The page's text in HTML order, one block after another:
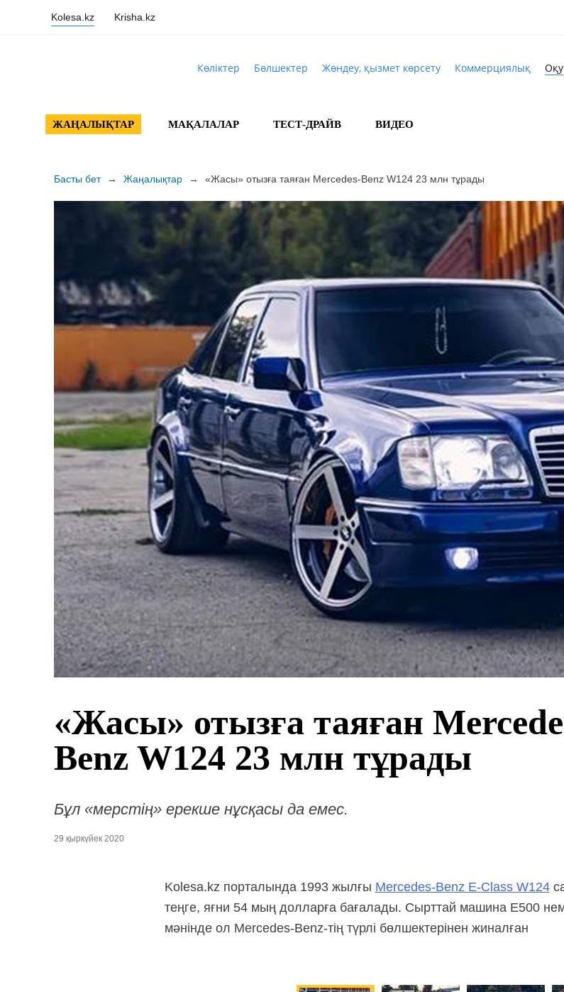
Kolesa.kz Krisha.kz
Көліктер Бөлшектер Жөндеу, қызмет көрсету Коммерциялық Оқу
ЖАҢАЛЫҚТАР МАҚАЛАЛАР ТЕСТ-ДРАЙВ ВИДЕО
Басты бет → Жаңалықтар → «Жасы» отызға таяған Mercedes-Benz W124 23 млн тұрады
«Жасы» отызға таяған
Benz W124 23 млн тұрады
Бұл «мерстің» ерекше нұсқасы да емес.
29 қыркүйек 2020
Kolesa.kz порталында 1993 жылғы Mercedes-Benz E-Class W124
теңге, яғни 54 мың долларға бағалады. Сырттай машина E500
мәнінде ол Mercedes-Benz-тің түрлі бөлшектерінен жиналған